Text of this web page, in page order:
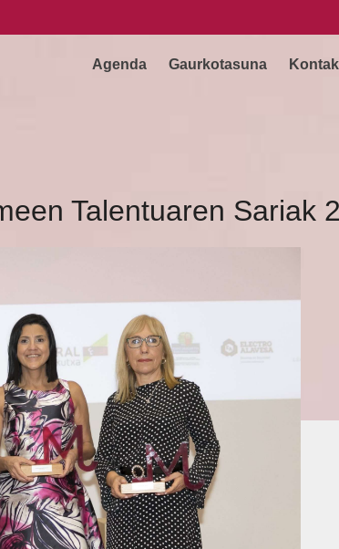
Agenda Gaurkotasuna
Talentuaren Sariak